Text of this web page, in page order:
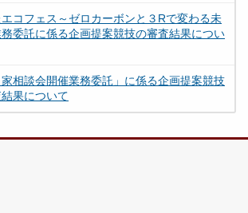
エコフェス～ゼロカーボンと３Rで変わる未
委託に係る企画提案競技の審査結果につい
相談会開催業務委託」に係る企画提案競技
果について